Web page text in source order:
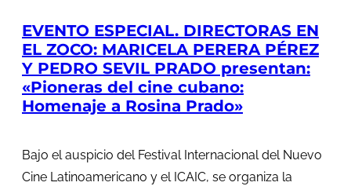
EVENTO ESPECIAL. DIRECTORAS EN
EL ZOCO: MARICELA PERERA PÉREZ
Y PEDRO SEVIL PRADO presentan:
«Pioneras del cine cubano:
Homenaje a Rosina Prado»
Bajo el auspicio del Festival Internacional del Nuevo
Cine Latinoamericano y el ICAIC, se organiza la